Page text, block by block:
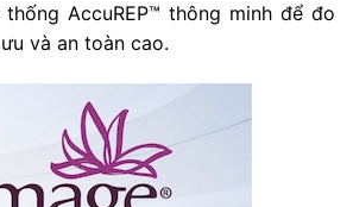
AccuREP™ thông minh để đo
và an toàn cao.